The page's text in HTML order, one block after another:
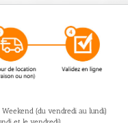
(du vendredi au lundi)